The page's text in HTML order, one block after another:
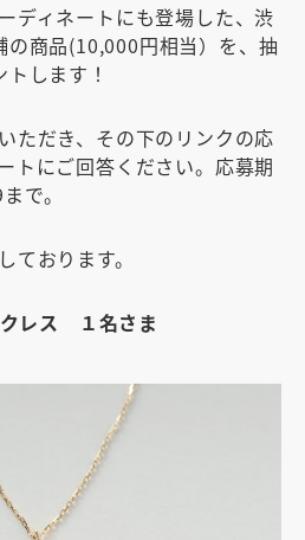
ディネートにも登場した、渋
の商品(10,000円相当）を、抽
します！
ただき、その下のリンクの応
トにご回答ください。応募期
で。
ております。
クレス １名さま